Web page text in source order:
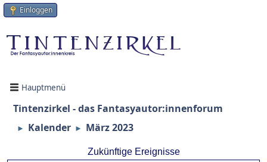
Einloggen
Hauptmenü
Tintenzirkel - das Fantasyautor:innenforum
► Kalender ► März 2023
Zukünftige Ereignisse